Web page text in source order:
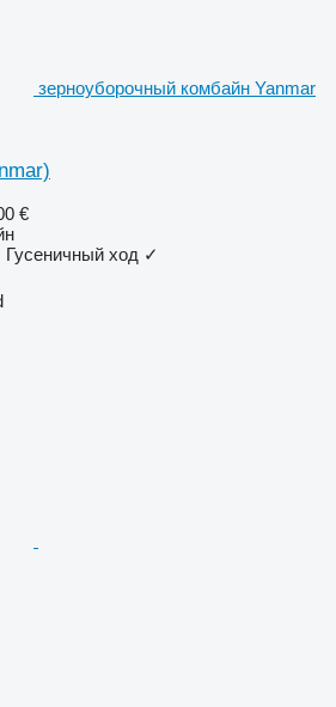
зерноуборочный комбайн Yanmar
€
Гусеничный ход ✓